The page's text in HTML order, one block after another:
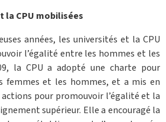
la CPU mobilisées
années, les universités et la CPU
l’égalité entre les hommes et les
la CPU a adopté une charte pour
femmes et les hommes, et a mis en
pour promouvoir l’égalité et la
supérieur. Elle a encouragé la